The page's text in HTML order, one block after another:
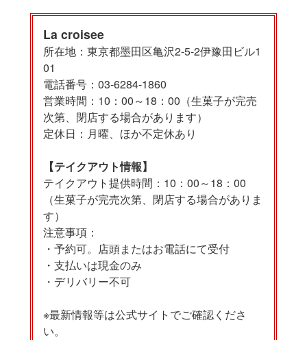
La croisee
所在地：東京都墨田区亀沢2-5-2伊豫田ビル1
01
電話番号：03-6284-1860
営業時間：10：00～18：00（生菓子が完売
次第、閉店する場合があります）
定休日：月曜、ほか不定休あり
【テイクアウト情報】
テイクアウト提供時間：10：00～18：00
（生菓子が完売次第、閉店する場合がありま
す）
注意事項：
・予約可。店頭またはお電話にて受付
・支払いは現金のみ
・デリバリー不可
※最新情報等は公式サイトでご確認くださ
い。